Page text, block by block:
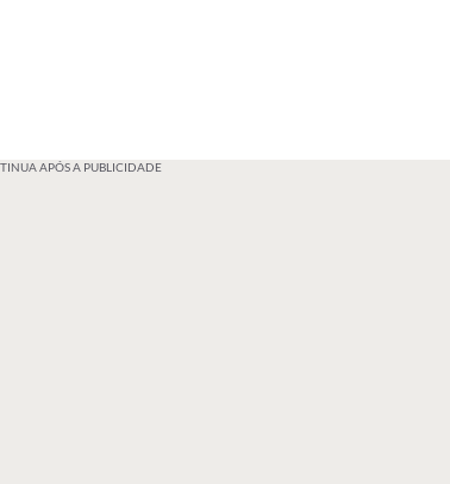
APÓS A PUBLICIDADE